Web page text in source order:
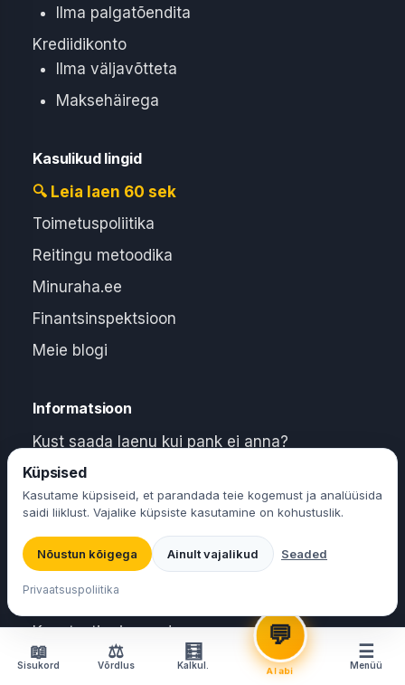
📖
Sisukord
⚖
Võrdlus
🧮
Kalkul.
💬
AI abi
☰
Menüü
Ilma palgatõendita
Krediidikonto
Ilma väljavõtteta
Maksehäirega
Kasulikud lingid
🔍 Leia laen 60 sek
Toimetuspoliitika
Reitingu metoodika
Minuraha.ee
Finantsinspektsioon
Meie blogi
Informatsioon
Kust saada laenu kui pank ei anna?
Kuidas saada kiirlaenu kohe kätte?
Kiirlaenu refinantseerimine
Laenud maksehäirega
Laenuleping
Privaatsuspolitika
Kasutustingimused
Meist
🤖 Laenu valija
Leian Sulle parima kiirlaenu 30
sek-ga ⚡
Laenu valija
Küpsised
Kasutame küpsiseid, et parandada teie kogemust ja analüüsida
saidi liiklust. Vajalike küpsiste kasutamine on kohustuslik.
Nõustun kõigega Ainult vajalikud Seaded
Privaatsuspoliitika